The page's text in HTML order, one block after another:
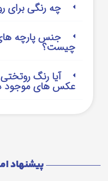
چه رنگی برای
جنس پارچه
چیست؟
آیا رنگ
عکس های موجود
پیشنهاد